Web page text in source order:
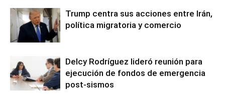
Trump centra sus acciones entre Irán,
política migratoria y comercio
Delcy Rodríguez lideró reunión para
ejecución de fondos de emergencia
post-sismos